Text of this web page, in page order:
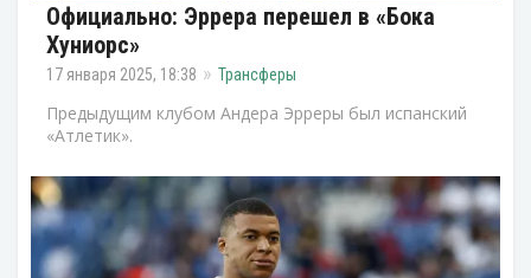
Официально: Эррера перешел в «Бока
Хуниорс»
17 января 2025, 18:38 Трансферы
Предыдущим клубом Андера Эрреры был испанский
«Атлетик».